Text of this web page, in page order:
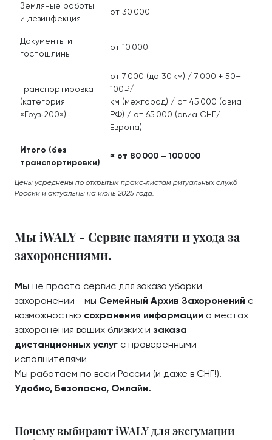
Земляные работы
и дезинфекция
от 30 000
Документы и
госпошлины
от 10 000
Транспортировка
(категория
«Груз‑200»)
от 7 000 (до 30 км) / 7 000 + 50–
100 ₽/
км (межгород) / от 45 000 (авиа
РФ) / от 65 000 (авиа СНГ/
Европа)
Итого (без
транспортировки)
≈ от 80 000 – 100 000
Цены усреднены по открытым прайс‑листам ритуальных служб
России и актуальны на июнь 2025 года.
Мы iWALY - Сервис памяти и ухода за
захоронениями.
Мы не просто сервис для заказа уборки
захоронений - мы Семейный Архив Захоронений с
возможностью сохранения информации о местах
захоронения ваших близких и заказа
дистанционных услуг с проверенными
исполнителями
Мы работаем по всей России (и даже в СНГ!).
Удобно, Безопасно, Онлайн.
Почему выбирают iWALY для эксгумации